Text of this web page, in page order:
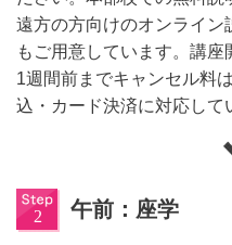
遠方の方向けのオンライン
もご用意しています。講座
1週間前までキャンセル料
込・カード決済に対応して
午前：座学